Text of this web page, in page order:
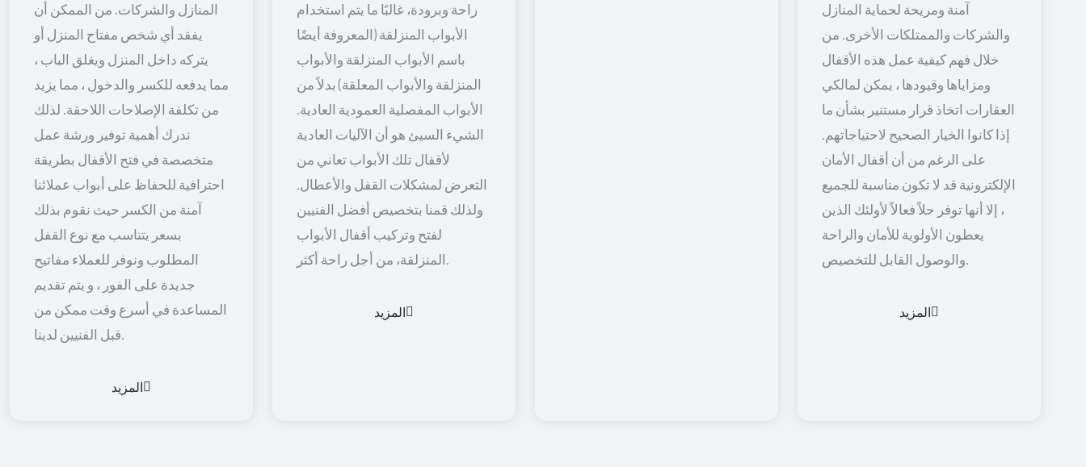
المنازل والشركات. من الممكن أن
يفقد أي شخص مفتاح المنزل أو
يتركه داخل المنزل ويغلق الباب ،
مما يدفعه للكسر والدخول ، مما يزيد
من تكلفة الإصلاحات اللاحقة. لذلك
ندرك أهمية توفير ورشة عمل
متخصصة في فتح الأقفال بطريقة
احترافية للحفاظ على أبواب عملائنا
آمنة من الكسر حيث نقوم بذلك
بسعر يتناسب مع نوع القفل
المطلوب ونوفر للعملاء مفاتيح
جديدة على الفور ، و يتم تقديم
المساعدة في أسرع وقت ممكن من
قبل الفنيين لدينا.
المزيد
راحة وبرودة، غالبًا ما يتم استخدام
الأبواب المنزلقة (المعروفة أيضًا
باسم الأبواب المنزلقة والأبواب
المنزلقة والأبواب المعلقة) بدلاً من
الأبواب المفصلية العمودية العادية.
الشيء السيئ هو أن الآليات العادية
لأقفال تلك الأبواب تعاني من
التعرض لمشكلات القفل والأعطال.
ولذلك قمنا بتخصيص أفضل الفنيين
لفتح وتركيب أقفال الأبواب
المنزلقة، من أجل راحة أكثر.
المزيد
آمنة ومريحة لحماية المنازل
والشركات والممتلكات الأخرى. من
خلال فهم كيفية عمل هذه الأقفال
ومزاياها وقيودها ، يمكن لمالكي
العقارات اتخاذ قرار مستنير بشأن ما
إذا كانوا الخيار الصحيح لاحتياجاتهم.
على الرغم من أن أقفال الأمان
الإلكترونية قد لا تكون مناسبة للجميع
، إلا أنها توفر حلاً فعالاً لأولئك الذين
يعطون الأولوية للأمان والراحة
والوصول القابل للتخصيص.
المزيد